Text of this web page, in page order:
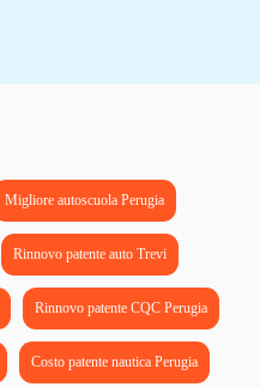
Migliore autoscuola Perugia
Rinnovo patente auto Trevi
Rinnovo patente CQC Perugia
Costo patente nautica Perugia